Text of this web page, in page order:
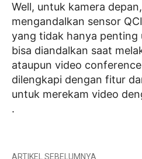
Well, untuk kamera
mengandalkan sensor
yang tidak hanya penting
bisa diandalkan saat
ataupun video
dilengkapi dengan fitur
untuk merekam video
.
ARTIKEL SEBELUMNYA